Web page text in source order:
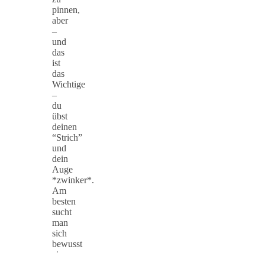
pinnen,
aber
–
und
das
ist
das
Wichtige
–
du
übst
deinen
“Strich”
und
dein
Auge
*zwinker*.
Am
besten
sucht
man
sich
bewusst